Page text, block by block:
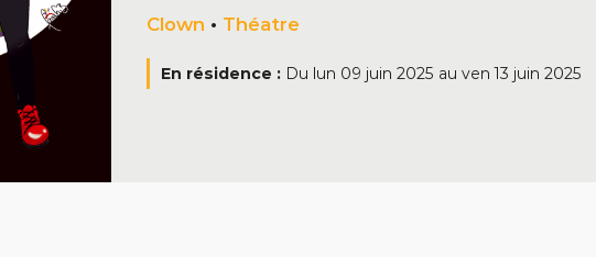
Clown • Théatre
En résidence : Du lun 09 juin 2025 au ven 13 juin 2025